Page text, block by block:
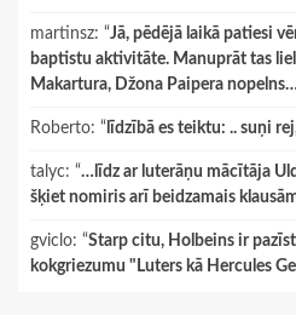
martinsz: “Jā, pēdējā laikā patiesi
baptistu aktivitāte. Manuprāt tas
Makartura, Džona Paipera nopelns…
Roberto: “ līdzībā es teiktu: .. suņi
talyc: “…līdz ar luterāņu mācītāja
šķiet nomiris arī beidzamais
gviclo: “Starp citu, Holbeins ir
kokgriezumu "Luters kā Hercules